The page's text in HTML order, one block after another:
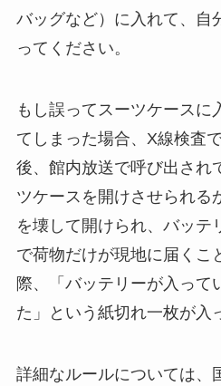
バッグなど）に入れて、自
ってください。
もし誤ってスーツケースに
てしまった場合、X線検査
後、館内放送で呼び出され
ツケースを開けさせられる
を壊して開けられ、バッテ
で荷物だけが現地に届くこ
際、「バッテリーが入って
た」という紙切れ一枚が入
詳細なルールについては、